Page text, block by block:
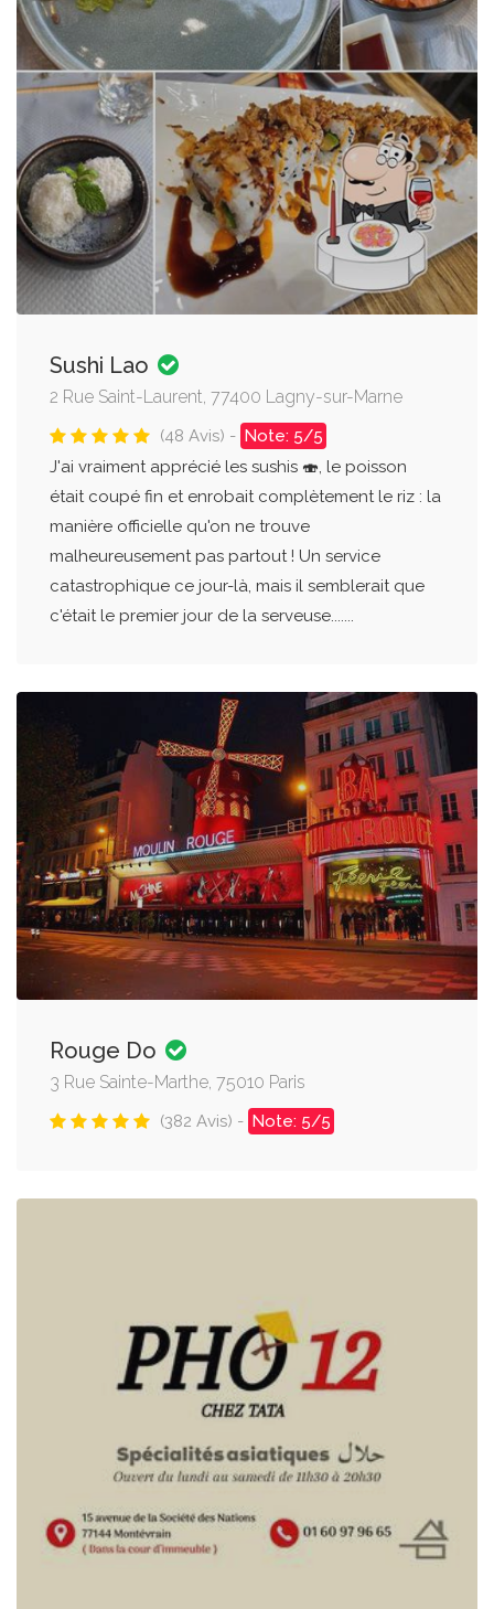
Sushi Lao
2 Rue Saint-Laurent, 77400 Lagny-sur-Marne
(48 Avis) - Note: 5/5
J'ai vraiment apprécié les sushis 🍣, le poisson
était coupé fin et enrobait complètement le riz : la
manière officielle qu'on ne trouve
malheureusement pas partout ! Un service
catastrophique ce jour-là, mais il semblerait que
c'était le premier jour de la serveuse.......
Rouge Do
3 Rue Sainte-Marthe, 75010 Paris
(382 Avis) - Note: 5/5